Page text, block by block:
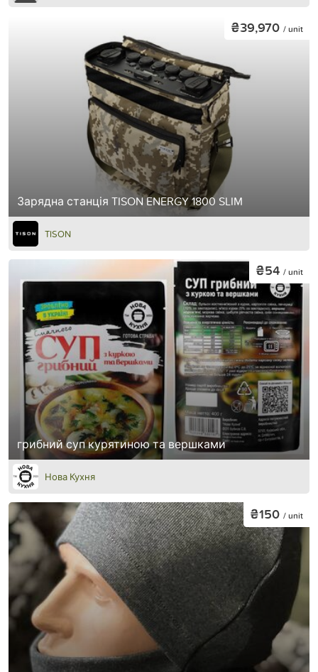
Зарядна станція TISON ENERGY 1800 SLIM
₴39,970 / unit
TISON
грибний суп курятиною та вершками
₴54 / unit
Нова Кухня
₴150 / unit